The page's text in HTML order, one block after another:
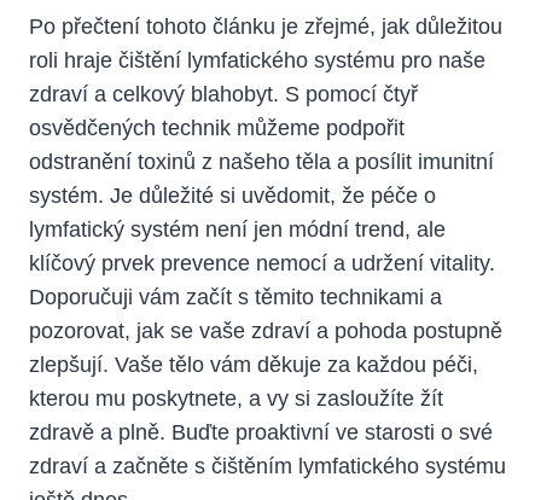
Po přečtení tohoto článku je zřejmé, jak ⁤důležitou
roli hraje čištění lymfatického systému‌ pro naše
zdraví a celkový blahobyt. S⁤ pomocí čtyř
osvědčených technik můžeme⁣ podpořit
odstranění toxinů z našeho⁢ těla ​a ‍posílit imunitní
systém. Je důležité‌ si uvědomit, že péče o
lymfatický systém⁣ není jen módní trend, ale
klíčový prvek prevence nemocí a udržení vitality.‍
Doporučuji vám⁢ začít‌ s těmito technikami a⁢
pozorovat, jak se vaše zdraví a pohoda postupně
⁢zlepšují.​ Vaše tělo vám děkuje ‍za každou péči,
kterou mu poskytnete, a vy si zasloužíte‌ žít
zdravě a plně.⁣ Buďte‌ proaktivní ve starosti​ o své
zdraví a začněte s čištěním ⁣lymfatického systému